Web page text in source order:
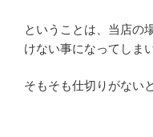
ということは、当店の
けない事になってしま
そもそも仕切りがない